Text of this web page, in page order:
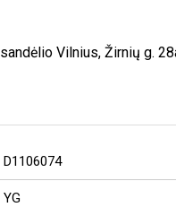
Vilnius, Žirnių g.
D1106074
YG